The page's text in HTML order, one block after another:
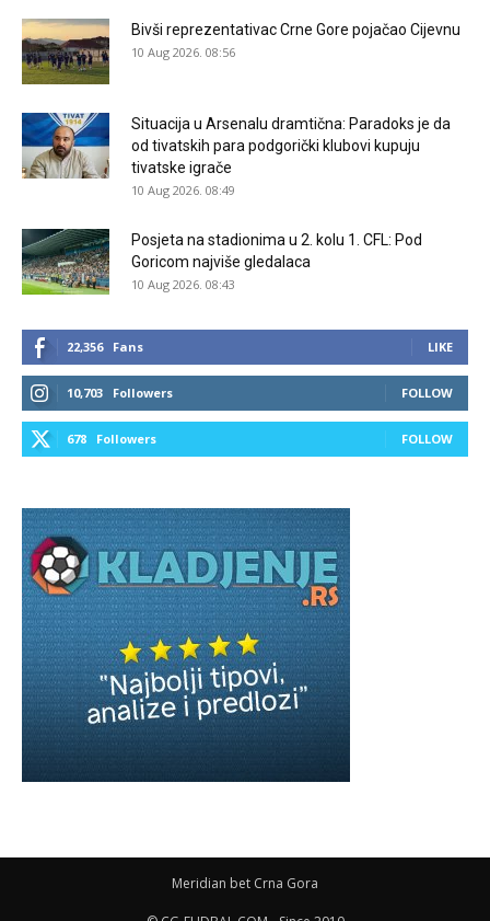
Bivši reprezentativac Crne Gore pojačao Cijevnu
10 Aug 2026. 08:56
Situacija u Arsenalu dramtična: Paradoks je da
od tivatskih para podgorički klubovi kupuju
tivatske igrače
10 Aug 2026. 08:49
Posjeta na stadionima u 2. kolu 1. CFL: Pod
Goricom najviše gledalaca
10 Aug 2026. 08:43
22,356 Fans LIKE
10,703 Followers FOLLOW
678 Followers FOLLOW
Meridian bet Crna Gora